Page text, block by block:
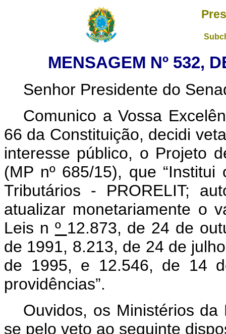
MENSAGEM Nº 532,
Senhor Presidente do
Comunico a Vossa
66 da Constituição, decidi
interesse público, o Projeto
(MP nº 685/15), que
Tributários - PRORELIT;
atualizar monetariamente o
Leis n º 12.873, de 24 de
de 1991, 8.213, de 24 de
de 1995, e 12.546, de 14
providências”.
Ouvidos, os Ministérios
se pelo veto ao seguinte